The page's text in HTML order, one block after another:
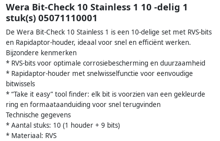
Wera Bit-Check 10 Stainless 1 10 -delig 1
stuk(s) 05071110001
De Wera Bit-Check 10 Stainless 1 is een 10-delige set met RVS-bits
en Rapidaptor-houder, ideaal voor snel en efficiënt werken.
Bijzondere kenmerken
* RVS-bits voor optimale corrosiebescherming en duurzaamheid
* Rapidaptor-houder met snelwisselfunctie voor eenvoudige
bitwissels
* “Take it easy” tool finder: elk bit is voorzien van een gekleurde
ring en formaataanduiding voor snel terugvinden
Technische gegevens
* Aantal stuks: 10 (1 houder + 9 bits)
* Materiaal: RVS